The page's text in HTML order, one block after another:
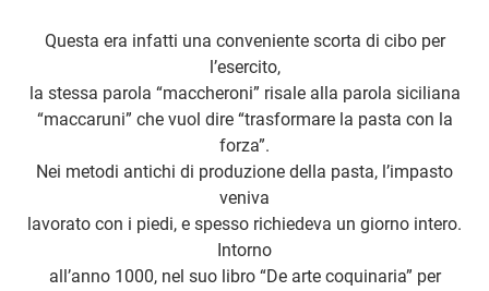
Questa era infatti una conveniente scorta di cibo per
l’esercito,
la stessa parola “maccheroni” risale alla parola siciliana
“maccaruni” che vuol dire “trasformare la pasta con la
forza”.
Nei metodi antichi di produzione della pasta, l’impasto
veniva
lavorato con i piedi, e spesso richiedeva un giorno intero.
Intorno
all’anno 1000, nel suo libro “De arte coquinaria” per